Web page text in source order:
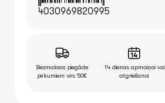
4030969820995
Bezmaksas piegāde
pirkumiem virs 50€
14 dienas apmaiņai vai
atgriešanai